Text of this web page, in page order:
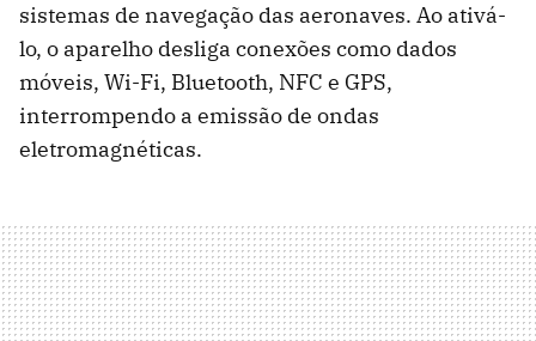
sistemas de navegação das aeronaves. Ao ativá-
lo, o aparelho desliga conexões como dados
móveis, Wi-Fi, Bluetooth, NFC e GPS,
interrompendo a emissão de ondas
eletromagnéticas.